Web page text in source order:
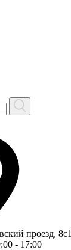
проезд, 8c1
- 17:00